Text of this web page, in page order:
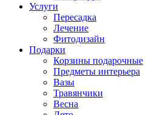
Услуги
Пересадка
Лечение
Фитодизайн
Подарки
Корзины подарочные
Предметы интерьера
Вазы
Травянчики
Весна